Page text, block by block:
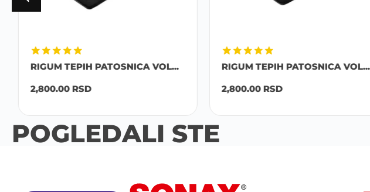
RIGUM TEPIH PATOSNICA VOL...
2,800.00 RSD
RIGUM TEPIH PATOSNICA VOL...
2,800.00 RSD
POGLEDALI STE